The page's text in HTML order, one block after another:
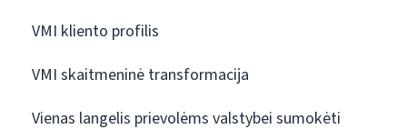
VMI kliento profilis
VMI skaitmeninė transformacija
Vienas langelis prievolėms valstybei sumokėti